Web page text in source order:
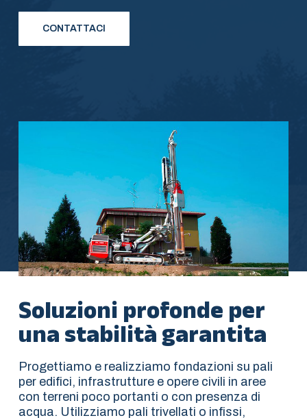
CONTATTACI
Soluzioni profonde per
una stabilità garantita
Progettiamo e realizziamo fondazioni su pali
per edifici, infrastrutture e opere civili in aree
con terreni poco portanti o con presenza di
acqua. Utilizziamo pali trivellati o infissi,